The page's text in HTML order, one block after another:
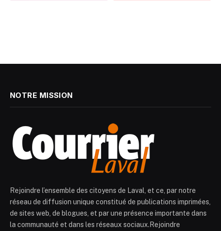
NOTRE MISSION
Rejoindre l’ensemble des citoyens de Laval, et ce, par notre
réseau de diffusion unique constitué de publications imprimées,
de sites web, de blogues, et par une présence importante dans
la communauté et dans les réseaux sociaux.Rejoindre